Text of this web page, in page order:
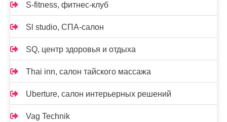
S-fitness, фитнес-клуб
Sl studio, СПА-салон
SQ, центр здоровья и отдыха
Thai inn, салон тайского массажа
Uberture, салон интерьерных решений
Vag Technik